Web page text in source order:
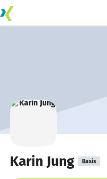
Karin Jung Basis